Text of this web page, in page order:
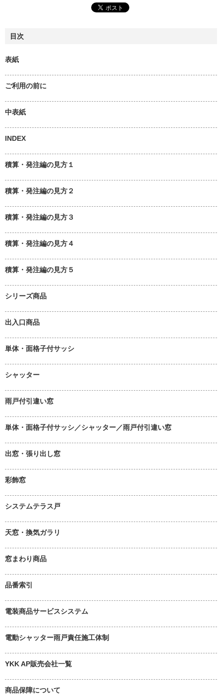
目次
表紙
ご利用の前に
中表紙
INDEX
積算・発注編の見方１
積算・発注編の見方２
積算・発注編の見方３
積算・発注編の見方４
積算・発注編の見方５
シリーズ商品
出入口商品
単体・面格子付サッシ
シャッター
雨戸付引違い窓
単体・面格子付サッシ／シャッター／雨戸付引違い窓
出窓・張り出し窓
彩飾窓
システムテラス戸
天窓・換気ガラリ
窓まわり商品
品番索引
電装商品サービスシステム
電動シャッター雨戸責任施工体制
YKK AP販売会社一覧
商品保障について